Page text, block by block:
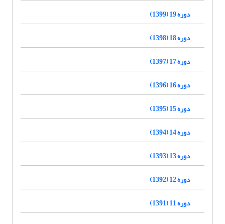
دوره 19 (1399)
دوره 18 (1398)
دوره 17 (1397)
دوره 16 (1396)
دوره 15 (1395)
دوره 14 (1394)
دوره 13 (1393)
دوره 12 (1392)
دوره 11 (1391)